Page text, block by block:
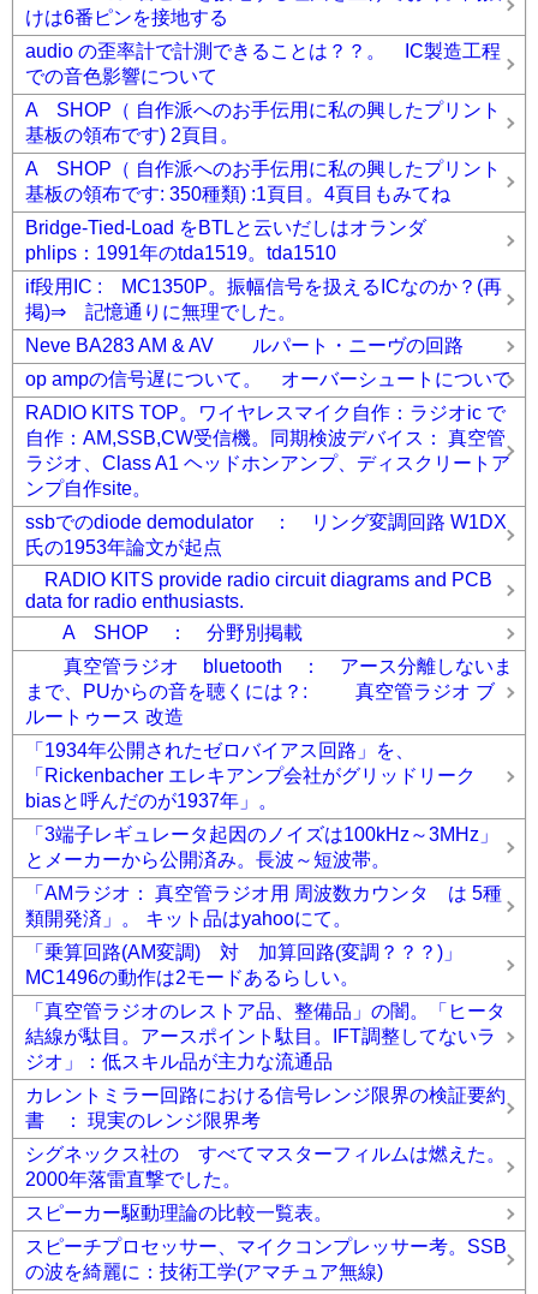
けは6番ピンを接地する
audio の歪率計で計測できることは？？。 IC製造工程
での音色影響について
A SHOP（ 自作派へのお手伝用に私の興したプリント
基板の領布です) 2頁目。
A SHOP（ 自作派へのお手伝用に私の興したプリント
基板の領布です: 350種類) :1頁目。4頁目もみてね
Bridge-Tied-Load をBTLと云いだしはオランダ
phlips：1991年のtda1519。tda1510
if段用IC : MC1350P。振幅信号を扱えるICなのか？(再
掲)⇒ 記憶通りに無理でした。
Neve BA283 AM & AV ルパート・ニーヴの回路
op ampの信号遅について。 オーバーシュートについて
RADIO KITS TOP。ワイヤレスマイク自作：ラジオic で
自作：AM,SSB,CW受信機。同期検波デバイス： 真空管
ラジオ、Class A1 ヘッドホンアンプ、ディスクリートア
ンプ自作site。
ssbでのdiode demodulator ： リング変調回路 W1DX
氏の1953年論文が起点
RADIO KITS provide radio circuit diagrams and PCB
data for radio enthusiasts.
A SHOP ： 分野別掲載
真空管ラジオ bluetooth ： アース分離しないま
まで、PUからの音を聴くには？: 真空管ラジオ ブ
ルートゥース 改造
「1934年公開されたゼロバイアス回路」を、
「Rickenbacher エレキアンプ会社がグリッドリーク
biasと呼んだのが1937年」。
「3端子レギュレータ起因のノイズは100kHz～3MHz」
とメーカーから公開済み。長波～短波帯。
「AMラジオ： 真空管ラジオ用 周波数カウンタ は 5種
類開発済」。 キット品はyahooにて。
「乗算回路(AM変調) 対 加算回路(変調？？？)」
MC1496の動作は2モードあるらしい。
「真空管ラジオのレストア品、整備品」の闇。「ヒータ
結線が駄目。アースポイント駄目。IFT調整してないラ
ジオ」：低スキル品が主力な流通品
カレントミラー回路における信号レンジ限界の検証要約
書 ： 現実のレンジ限界考
シグネックス社の すべてマスターフィルムは燃えた。
2000年落雷直撃でした。
スピーカー駆動理論の比較一覧表。
スピーチプロセッサー、マイクコンプレッサー考。SSB
の波を綺麗に：技術工学(アマチュア無線)